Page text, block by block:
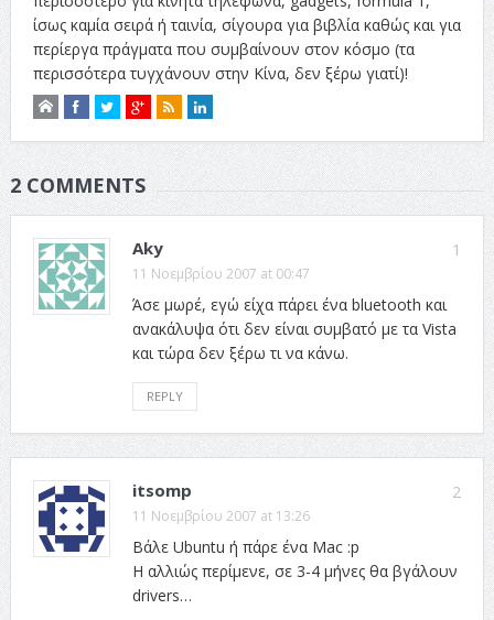
ίσως καμία σειρά ή ταινία, σίγουρα για βιβλία καθώς και για
περίεργα πράγματα που συμβαίνουν στον κόσμο (τα
περισσότερα τυγχάνουν στην Κίνα, δεν ξέρω γιατί)!
2 COMMENTS
1
Aky
11 Νοεμβρίου 2007 at 00:47
Άσε μωρέ, εγώ είχα πάρει ένα bluetooth και
ανακάλυψα ότι δεν είναι συμβατό με τα Vista
και τώρα δεν ξέρω τι να κάνω.
REPLY
2
itsomp
11 Νοεμβρίου 2007 at 13:26
Βάλε Ubuntu ή πάρε ένα Mac :p
Η αλλιώς περίμενε, σε 3-4 μήνες θα βγάλουν
drivers…